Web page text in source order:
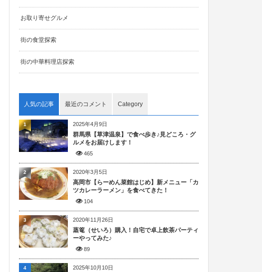
お取り寄せグルメ
街の食堂探索
街の中華料理店探索
人気の記事 最近のコメント Category
2025年4月9日
群馬県【草津温泉】で食べ歩き♪見どころ・グ
ルメをお届けします！
465
1
2020年3月5日
高岡市【らーめん菜館はじめ】新メニュー「カ
ツカレーラーメン」を食べてきた！
104
2
2020年11月26日
蒸篭（せいろ）購入！自宅で卓上飲茶パーティ
ーやってみた♪
89
3
2025年10月10日
4